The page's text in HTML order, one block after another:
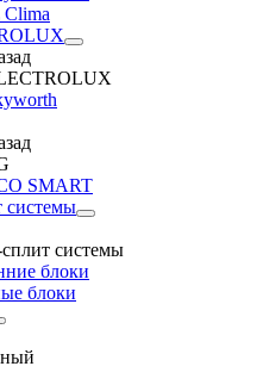
SMART
системы
системы
блоки
блоки